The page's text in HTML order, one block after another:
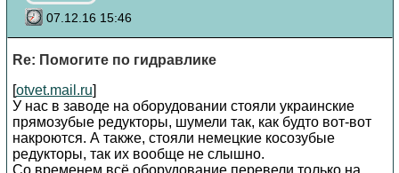
07.12.16 15:46
Re: Помогите по гидравлике
[otvet.mail.ru]
У нас в заводе на оборудовании стояли украинские
прямозубые редукторы, шумели так, как будто вот-вот
накроются. А также, стояли немецкие косозубые
редукторы, так их вообще не слышно.
Со временем всё оборудование перевели только на